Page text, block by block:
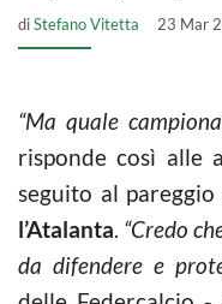
diStefano Vitetta 23 Mar
“Ma quale
risponde così alle
seguito al
l’Atalanta. “Credo
da difendere e